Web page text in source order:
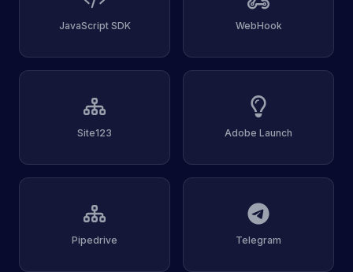
JavaScript SDK WebHook
Site123 Adobe Launch
Pipedrive Telegram